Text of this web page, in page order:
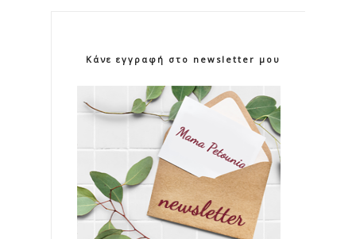
Κάνε εγγραφή στο newsletter μου!